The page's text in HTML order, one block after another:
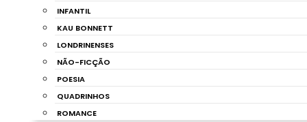
INFANTIL
KAU BONNETT
LONDRINENSES
NÃO-FICÇÃO
POESIA
QUADRINHOS
ROMANCE